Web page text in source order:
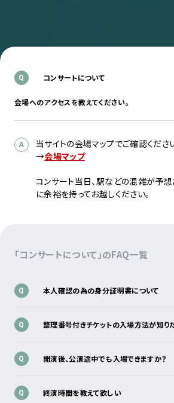
Q コンサートについて
会場へのアクセスを教えてください。
A
当サイトの会場マップでご確認くださ
→会場マップ
コンサート当日、駅などの混雑が予想
に余裕を持ってお越しください。
「コンサートについて」のFAQ一覧
Q 本人確認の為の身分証明書について
Q 整理番号付きチケットの入場方法が知り
Q 開演後、公演途中でも入場できますか？
Q 終演時間を教えて欲しい